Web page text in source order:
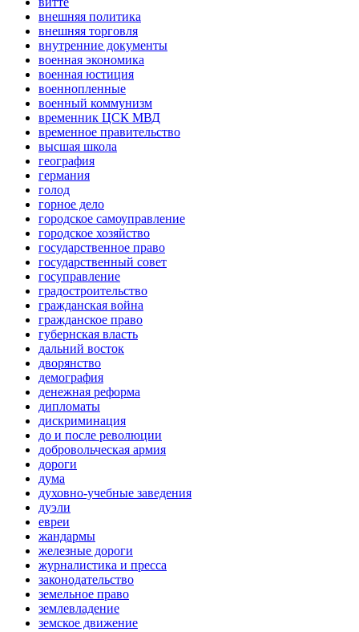
внешняя политика
внешняя торговля
внутренние документы
военная экономика
военная юстиция
военнопленные
военный коммунизм
временник ЦСК МВД
временное правительство
высшая школа
география
германия
голод
горное дело
городское самоуправление
городское хозяйство
государственное право
государственный совет
госуправление
градостроительство
гражданская война
гражданское право
губернская власть
дальний восток
дворянство
демография
денежная реформа
дипломаты
дискриминация
до и после революции
добровольческая армия
дороги
дума
духовно-учебные заведения
дуэли
евреи
жандармы
железные дороги
журналистика и пресса
законодательство
земельное право
землевладение
земское движение